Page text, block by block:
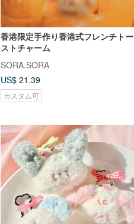
香港限定手作り香港式フレンチトー
ストチャーム
SORA.SORA
US$ 21.39
カスタム可